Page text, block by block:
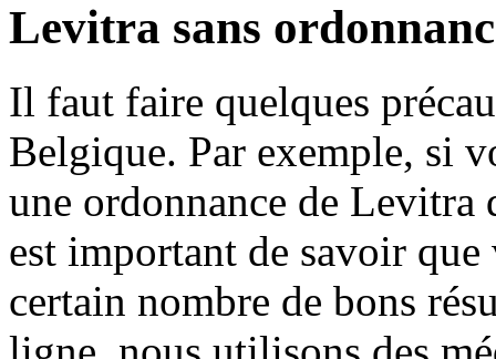
Levitra sans
Il faut faire quelques
Belgique. Par exemple, si
une ordonnance de Levitra
est important de savoir
certain nombre de bons